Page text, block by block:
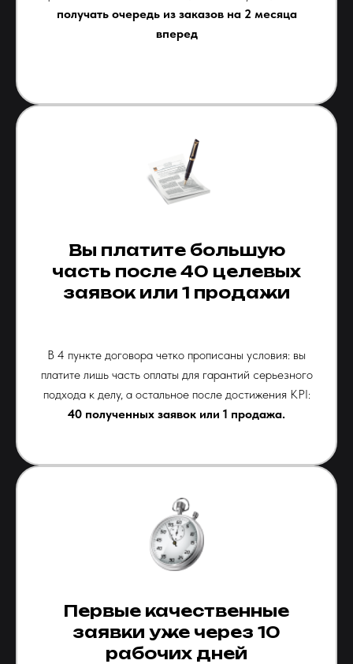
получать очередь из заказов на 2 месяца
вперед
Вы платите большую
часть после 40 целевых
заявок или 1 продажи
В 4 пункте договора четко прописаны условия: вы
платите лишь часть оплаты для гарантий серьезного
подхода к делу, а остальное после достижения KPI:
40 полученных заявок или 1 продажа.
Первые качественные
заявки уже через 10
рабочих дней